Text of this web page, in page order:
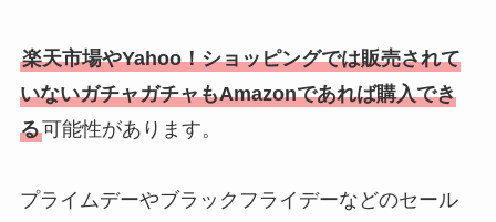
楽天市場やYahoo！ショッピングでは販売されて
いないガチャガチャもAmazonであれば購入でき
る可能性があります。
プライムデーやブラックフライデーなどのセール